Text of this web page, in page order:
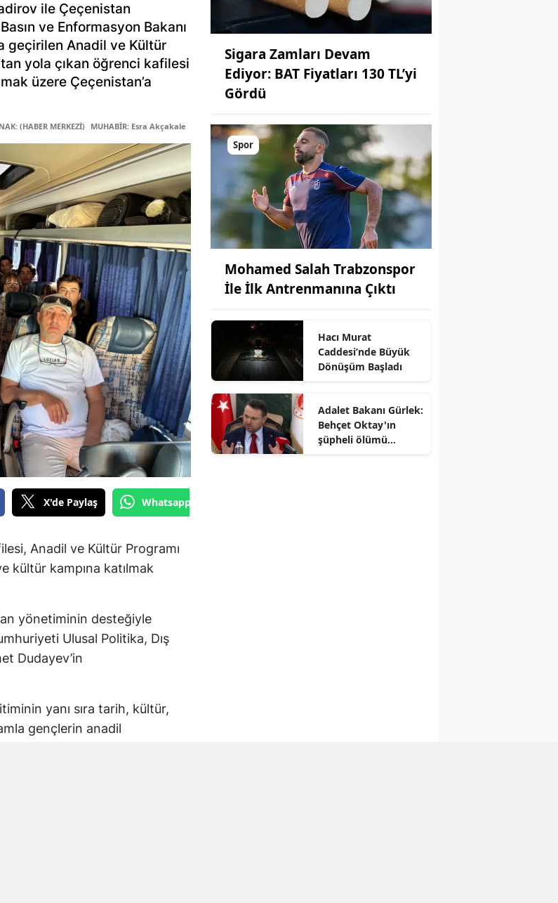
ile Çeçenistan
ve Enformasyon Bakanı
geçirilen Anadil ve Kültür
yola çıkan öğrenci kafilesi
üzere Çeçenistan’a
(HABER MERKEZİ) MUHABİR: Esra Akçakale
X'de Paylaş Whatsapp'tan Gönder
Anadil ve Kültür Programı
kültür kampına katılmak
yönetiminin desteğiyle
Ulusal Politika, Dış
Dudayev’in
yanı sıra tarih, kültür,
gençlerin anadil
Sigara Zamları Devam
Ediyor: BAT Fiyatları 130 TL’yi
Gördü
Spor
Mohamed Salah Trabzonspor
İle İlk Antrenmanına Çıktı
Hacı Murat
Caddesi’nde Büyük
Dönüşüm Başladı
Adalet Bakanı Gürlek:
Behçet Oktay'ın
şüpheli ölümü